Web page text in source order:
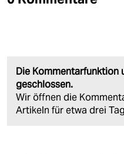
Die Kommentarfunktion
geschlossen.
Wir öffnen die
Artikeln für etwa drei